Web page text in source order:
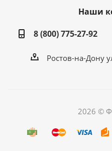
Наши
8 (800) 775-27-92
Ростов-на-Дону
2026 ©